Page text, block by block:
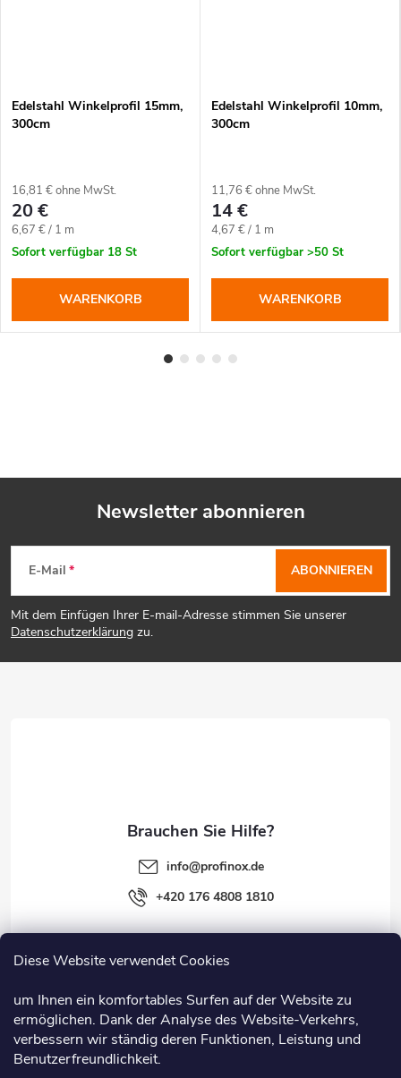
Diese Website verwendet Cookies
um Ihnen ein komfortables Surfen auf der Website zu
ermöglichen. Dank der Analyse des Website-Verkehrs,
verbessern wir ständig deren Funktionen, Leistung und
Benutzerfreundlichkeit.
Edelstahl Winkelprofil 15mm,
300cm
16,81 € ohne MwSt.
20 €
Verkaufspreis:
6,67 € / 1 m
Sofort verfügbar 18 St
WARENKORB
Edelstahl Winkelprofil 10mm,
300cm
11,76 € ohne MwSt.
14 €
Verkaufspreis:
4,67 € / 1 m
Sofort verfügbar >50 St
WARENKORB
F
u
ß
Newsletter abonnieren
E-Mail
Mit dem Einfügen Ihrer E-mail-Adresse stimmen Sie unserer
Datenschutzerklärung zu.
ABONNIEREN
Information
info@profinox.de
+420 176 4808 1810